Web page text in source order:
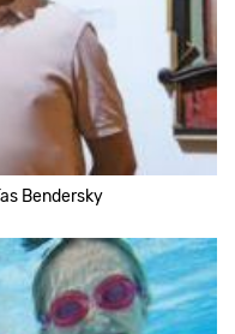
Bendersky